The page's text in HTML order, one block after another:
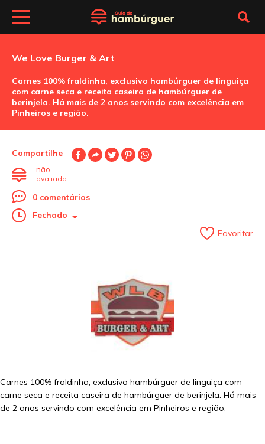
We Love Burger & Art
Carnes 100% fraldinha, exclusivo hambúrguer de linguiça
com carne seca e receita caseira de hambúrguer de
berinjela. Há mais de 2 anos servindo com excelência em
Pinheiros e região.
Compartilhe
não
avaliada
0 comentários
Fechado
Favoritar
Carnes 100% fraldinha, exclusivo hambúrguer de linguiça com
carne seca e receita caseira de hambúrguer de berinjela. Há mais
de 2 anos servindo com excelência em Pinheiros e região.